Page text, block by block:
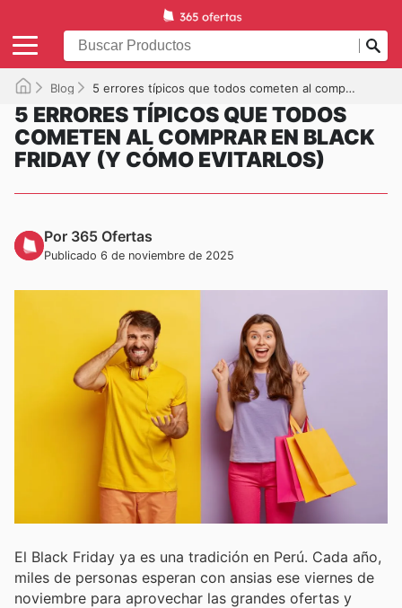
Blog 5 errores típicos que todos cometen al comprar en Black Friday (y cómo evitarlos)
5 ERRORES TÍPICOS QUE TODOS
COMETEN AL COMPRAR EN BLACK
FRIDAY (Y CÓMO EVITARLOS)
Por 365 Ofertas
Publicado 6 de noviembre de 2025
El Black Friday ya es una tradición en Perú. Cada año,
miles de personas esperan con ansias ese viernes de
noviembre para aprovechar las grandes ofertas y